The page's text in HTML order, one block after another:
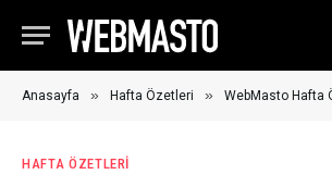
Anasayfa » Hafta Özetleri » WebMasto Hafta
HAFTA ÖZETLERI